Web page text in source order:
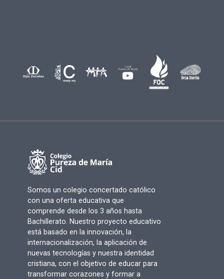
Somos un colegio concertado católico
con una oferta educativa que
comprende desde los 3 años hasta
Bachillerato. Nuestro proyecto educativo
está basado en la innovación, la
internacionalización, la aplicación de
nuevas tecnologías y nuestra identidad
cristiana, con el objetivo de educar para
transformar corazones y formar a